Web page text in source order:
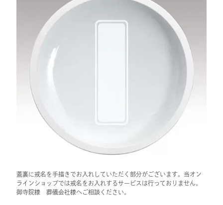
蓋裏に戒名を手描きでお入れしていただく部分がございます。当オン
ラインショップでは戒名をお入れするサービスは行っておりません。
御寺院様 葬儀会社様へご相談ください。